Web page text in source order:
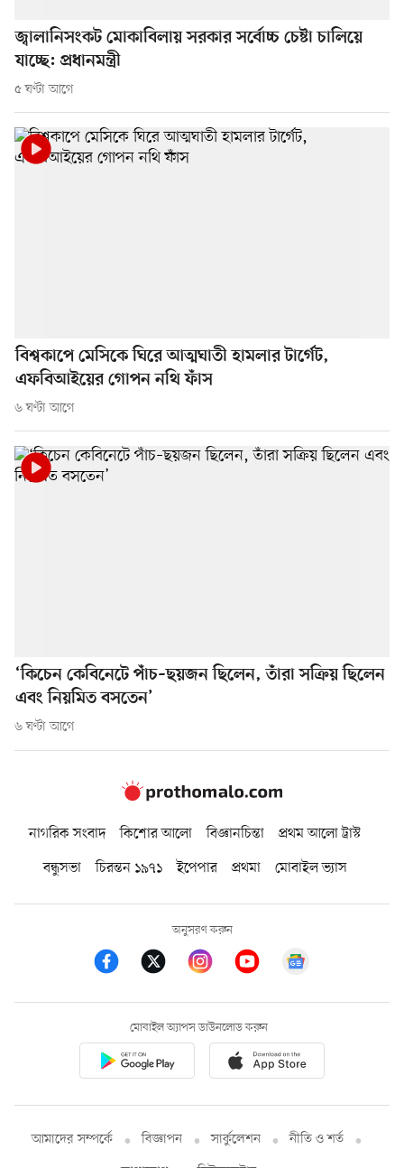
জ্বালানিসংকট মোকাবিলায় সরকার সর্বোচ্চ চেষ্টা চালিয়ে
যাচ্ছে: প্রধানমন্ত্রী
৫ ঘণ্টা আগে
বিশ্বকাপে মেসিকে ঘিরে আত্মঘাতী হামলার টার্গেট,
এফবিআইয়ের গোপন নথি ফাঁস
৬ ঘণ্টা আগে
‘কিচেন কেবিনেটে পাঁচ–ছয়জন ছিলেন, তাঁরা সক্রিয় ছিলেন
এবং নিয়মিত বসতেন’
৬ ঘণ্টা আগে
নাগরিক সংবাদ কিশোর আলো বিজ্ঞানচিন্তা
প্রথম আলো ট্রাস্ট
বন্ধুসভা
চিরন্তন ১৯৭১ ইপেপার প্রথমা মোবাইল ভ্যাস
অনুসরণ করুন
মোবাইল অ্যাপস ডাউনলোড করুন
আমাদের সম্পর্কে বিজ্ঞাপন সার্কুলেশন
নীতি ও শর্ত